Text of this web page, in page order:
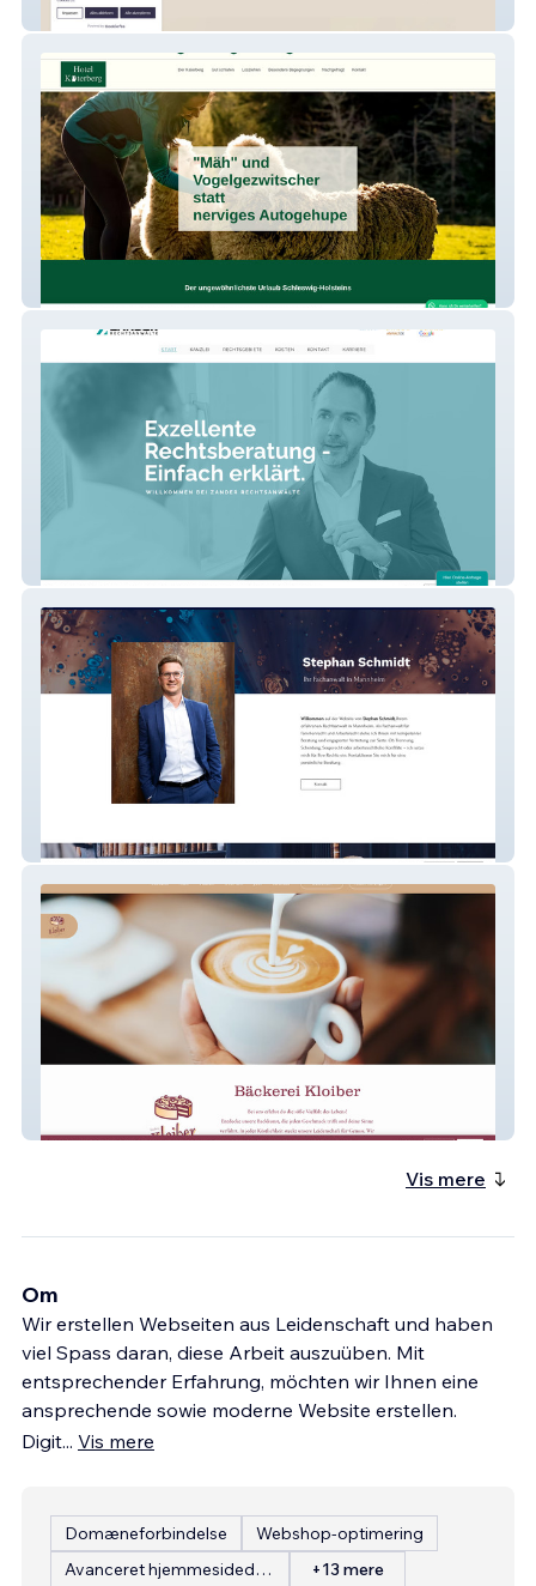
Das Waldhaus in Maikammer
Stephan Schmidt
Bäckerei Kloiber
Vis mere
Om
Wir erstellen Webseiten aus Leidenschaft und haben
viel Spass daran, diese Arbeit auszuüben. Mit
entsprechender Erfahrung, möchten wir Ihnen eine
ansprechende sowie moderne Website erstellen.
Digit... Vis mere
Domæneforbindelse
Webshop-optimering
Avanceret hjemmesidedesign
+13 mere